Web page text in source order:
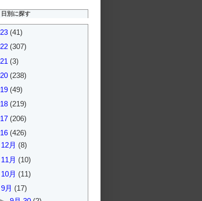
日別に探す
(41)
(307)
(3)
(238)
(49)
(219)
(206)
(426)
12月 (8)
11月 (10)
10月 (11)
9月 (17)